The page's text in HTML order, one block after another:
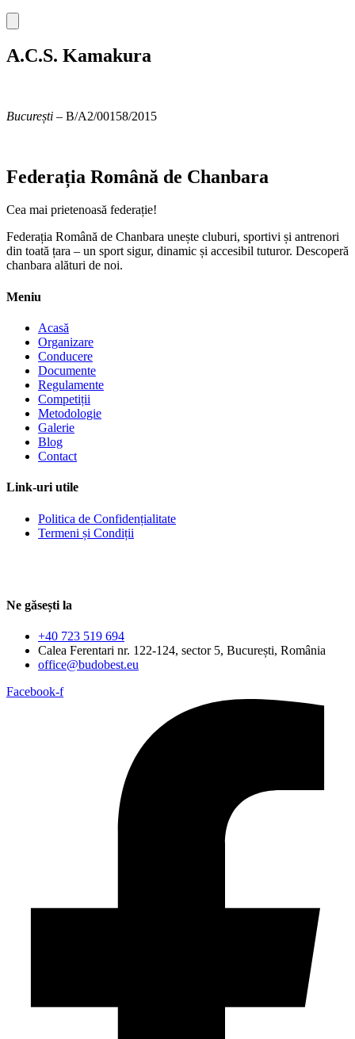
A.C.S. Kamakura
București – B/A2/00158/2015
Federația Română de Chanbara
Cea mai prietenoasă federație!
Federația Română de Chanbara unește cluburi, sportivi și antrenori
din toată țara – un sport sigur, dinamic și accesibil tuturor. Descoperă
chanbara alături de noi.
Meniu
Acasă
Organizare
Conducere
Documente
Regulamente
Competiții
Metodologie
Galerie
Blog
Contact
Link-uri utile
Politica de Confidențialitate
Termeni și Condiții
Ne găsești la
+40 723 519 694
Calea Ferentari nr. 122-124, sector 5, București, România
office@budobest.eu
Facebook-f